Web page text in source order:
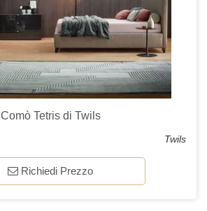
Comò Tetris di Twils
Twils
Richiedi Prezzo